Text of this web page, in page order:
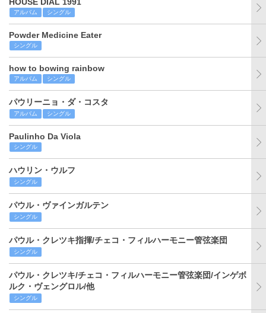
アルバム シングル
Powder Medicine Eater
シングル
how to bowing rainbow
アルバム シングル
パウリーニョ・ダ・コスタ
アルバム シングル
Paulinho Da Viola
シングル
ハウリン・ウルフ
シングル
パウル・ヴァインガルテン
シングル
パウル・クレツキ指揮/チェコ・フィルハーモニー管弦楽団
シングル
パウル・クレツキ/チェコ・フィルハーモニー管弦楽団/インゲボ
ルク・ヴェングロル/他
シングル